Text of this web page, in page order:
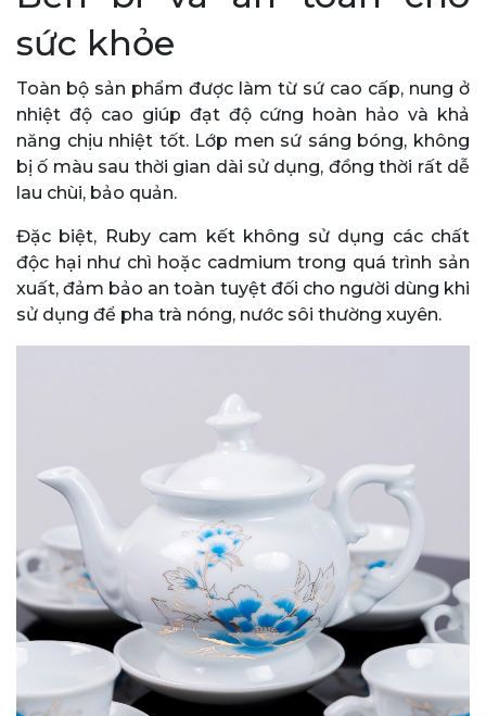
sức khỏe
Toàn bộ sản phẩm được làm từ sứ cao cấp, nung ở
nhiệt độ cao giúp đạt độ cứng hoàn hảo và khả
năng chịu nhiệt tốt. Lớp men sứ sáng bóng, không
bị ố màu sau thời gian dài sử dụng, đồng thời rất dễ
lau chùi, bảo quản.
Đặc biệt, Ruby cam kết không sử dụng các chất
độc hại như chì hoặc cadmium trong quá trình sản
xuất, đảm bảo an toàn tuyệt đối cho người dùng khi
sử dụng để pha trà nóng, nước sôi thường xuyên.